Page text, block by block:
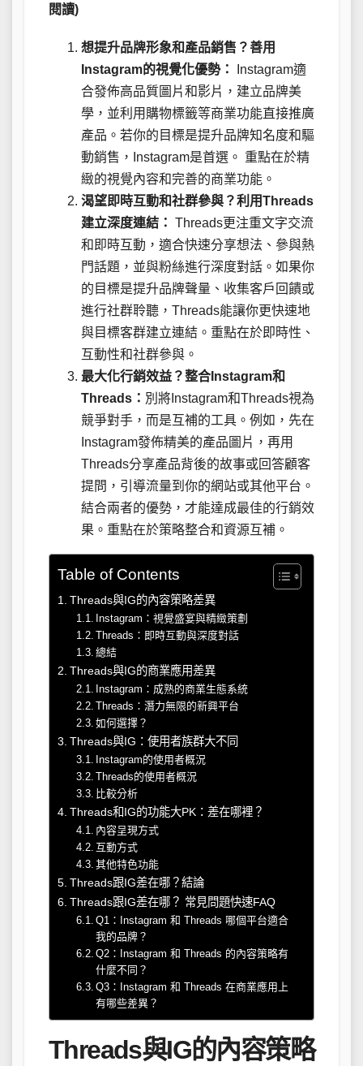
閱讀)
想提升品牌形象和產品銷售？善用
Instagram的視覺化優勢：
Instagram適
合發佈高品質圖片和影片，建立品牌美
學，並利用購物標籤等商業功能直接推廣
產品。若你的目標是提升品牌知名度和驅
動銷售，Instagram是首選。 重點在於精
緻的視覺內容和完善的商業功能。
渴望即時互動和社群參與？利用Threads
建立深度連結： Threads更注重文字交流
和即時互動，適合快速分享想法、參與熱
門話題，並與粉絲進行深度對話。如果你
的目標是提升品牌聲量、收集客戶回饋或
進行社群聆聽，Threads能讓你更快速地
與目標客群建立連結。重點在於即時性、
互動性和社群參與。
最大化行銷效益？整合Instagram和
Threads： 別將Instagram和Threads視為
競爭對手，而是互補的工具。例如，先在
Instagram發佈精美的產品圖片，再用
Threads分享產品背後的故事或回答顧客
提問，引導流量到你的網站或其他平台。
結合兩者的優勢，才能達成最佳的行銷效
果。重點在於策略整合和資源互補。
Table of Contents
Threads與IG的內容策略差異
Instagram：視覺盛宴與精緻策劃
Threads：即時互動與深度對話
總結
Threads與IG的商業應用差異
Instagram：成熟的商業生態系統
Threads：潛力無限的新興平台
如何選擇？
Threads與IG：使用者族群大不同
Instagram的使用者概況
Threads的使用者概況
比較分析
Threads和IG的功能大PK：差在哪裡？
內容呈現方式
互動方式
其他特色功能
Threads跟IG差在哪？結論
Threads跟IG差在哪？ 常見問題快速FAQ
Q1：Instagram 和 Threads 哪個平台適合
我的品牌？
Q2：Instagram 和 Threads 的內容策略有
什麼不同？
Q3：Instagram 和 Threads 在商業應用上
有哪些差異？
Threads與IG的內容策略